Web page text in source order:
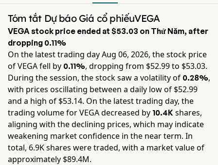
Tóm tắt Dự báo Giá cổ phiếuVEGA
VEGAstock price ended at $53.03 on Thứ Năm, after
dropping 0.11%
On the latest trading dayAug 06, 2026, the stock price
ofVEGAfell by 0.11%, dropping from $52.99to $53.03.
During the session, the stock saw a volatility of 0.28%,
with prices oscillating between a daily low of $52.99
and a high of $53.14. On the latest trading day, the
trading volume forVEGAdecreased by 10.4K shares,
aligning with the declining prices, which may indicate
weakening market confidence in the near term. In
total, 6.9Kshares were traded, with a market value of
approximately $89.4M.